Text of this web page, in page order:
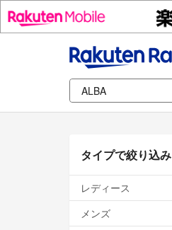
タイプで絞り込み
レディース
メンズ